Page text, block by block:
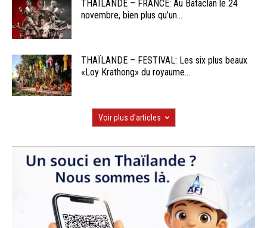
THAÏLANDE – FRANCE: Au Bataclan le 24
novembre, bien plus qu’un...
THAÏLANDE – FESTIVAL: Les six plus beaux
«Loy Krathong» du royaume...
Voir plus d'articles